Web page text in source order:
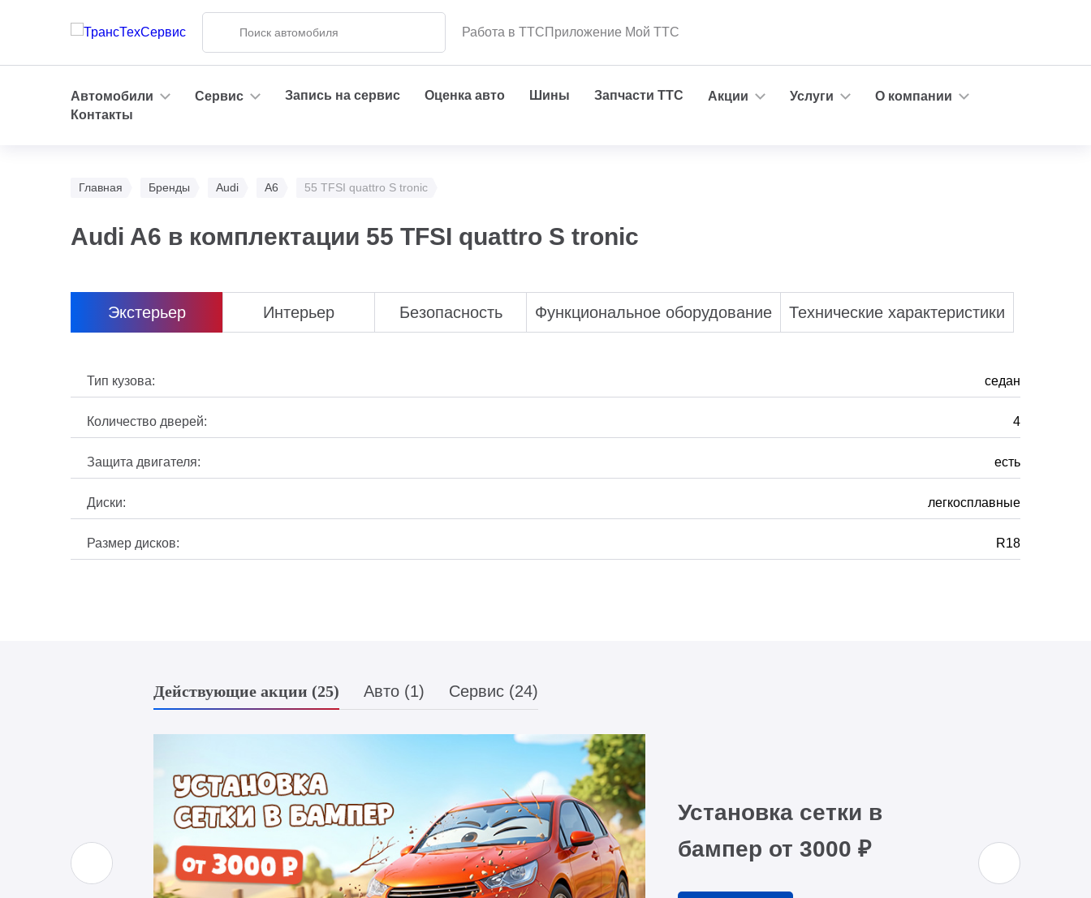
Работа в ТТСПриложение Мой ТТС
Автомобили Сервис Запись на сервис Оценка авто Шины Запчасти ТТС Акции Услуги
О компании
Контакты
Главная Бренды Audi A6 55 TFSI quattro S tronic
Audi A6 в комплектации 55 TFSI quattro S tronic
Экстерьер Интерьер Безопасность Функциональное оборудование Технические характеристики
Тип кузова: седан
Количество дверей: 4
Защита двигателя: есть
Диски: легкосплавные
Размер дисков: R18
Действующие акции (25) Авто (1) Сервис (24)
Установка сетки в
бампер от 3000 ₽